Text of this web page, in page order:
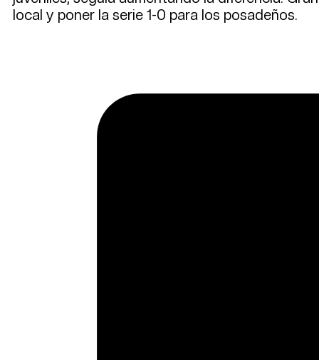
local y poner la serie 1-0 para los posadeños.